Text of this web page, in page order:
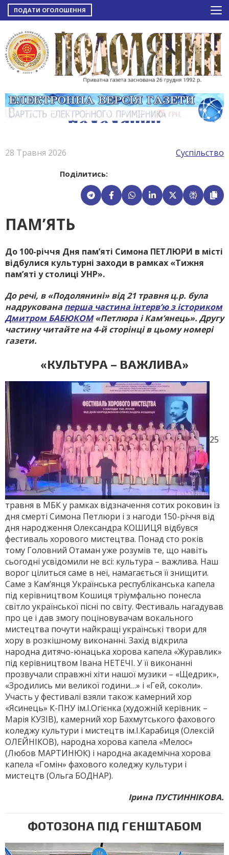
ПОДАТИ ОГОЛОШЕННЯ
28 Травня 2026 Суспільство
Поділитись:
ПАМ’ЯТЬ
До 100-річчя Дня пам’яті Симона ПЕТЛЮРИ в місті
відбулися культурні заходи в рамках «Тижня
пам’яті у столиці УНР».
До речі, в «Подолянині» від 21 травня ц.р. була
надрукована перша частина інтерв’ю з істориком
Дмитром БАБЮКОМ«Петлюра і Кам’янець». Другу
частину читайте на 4-й сторінці в цьому номері
газети.
«КУЛЬТУРА – ВАЖЛИВА»
25
травня в МБК у рамках відзначення сотих роковин із
дня смерті Симона Петлюри і з нагоди 150-річчя від
дня народження Олександра КОШИЦЯ відбувся
фестиваль хорового мистецтва. Понад сто років
тому Головний Отаман уже розумів те, що навіть
сьогодні усвідомили не всі: культура – важлива. Наш
ворог цілиться саме в неї, намагається її знищити.
Саме з Кам’янця Українська республіканська капела
під керівництвом Кошиця тріумфально понесла
світло української пісні по світу. Фестиваль нагадував
про це і дав змогу поціновувачам вокального
мистецтва почути найкращі українські твори для
хору в розкішному виконанні. Захід відкрила
народна дитячо-юнацька хорова капела «Журавлик»
під керівництвом Івана НЕТЕЧІ. У її виконанні
прозвучали справжні хіти нашої музики – «Щедрик»,
«Зродились ми великої години…» і «Гей, соколи».
Участь у фестивалі взяли також камерний хор
«Ясинець» К-ПНУ ім.І.Огієнка (художній керівник –
Марія КУЗІВ), камерний хор Бахмутського фахового
коледжу культури і мистецтв ім.І.Карабиця (Олексій
ОЛЕЙНІКОВ), народна хорова капела «Мелос»
(Любов МАРТИНЮК) і народна академічна хорова
капела «Гомін» фахового коледжу культури і
мистецтв (Ольга БОДНАР).
Ірина ПУСТИННІКОВА.
ФОТОЗОНА ПІД ГЕНШТАБОМ